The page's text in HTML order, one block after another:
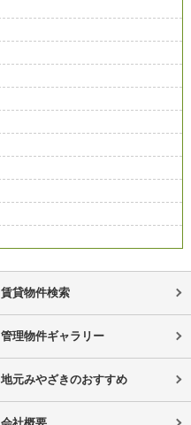
賃貸物件検索
管理物件ギャラリー
地元みやざきのおすすめ